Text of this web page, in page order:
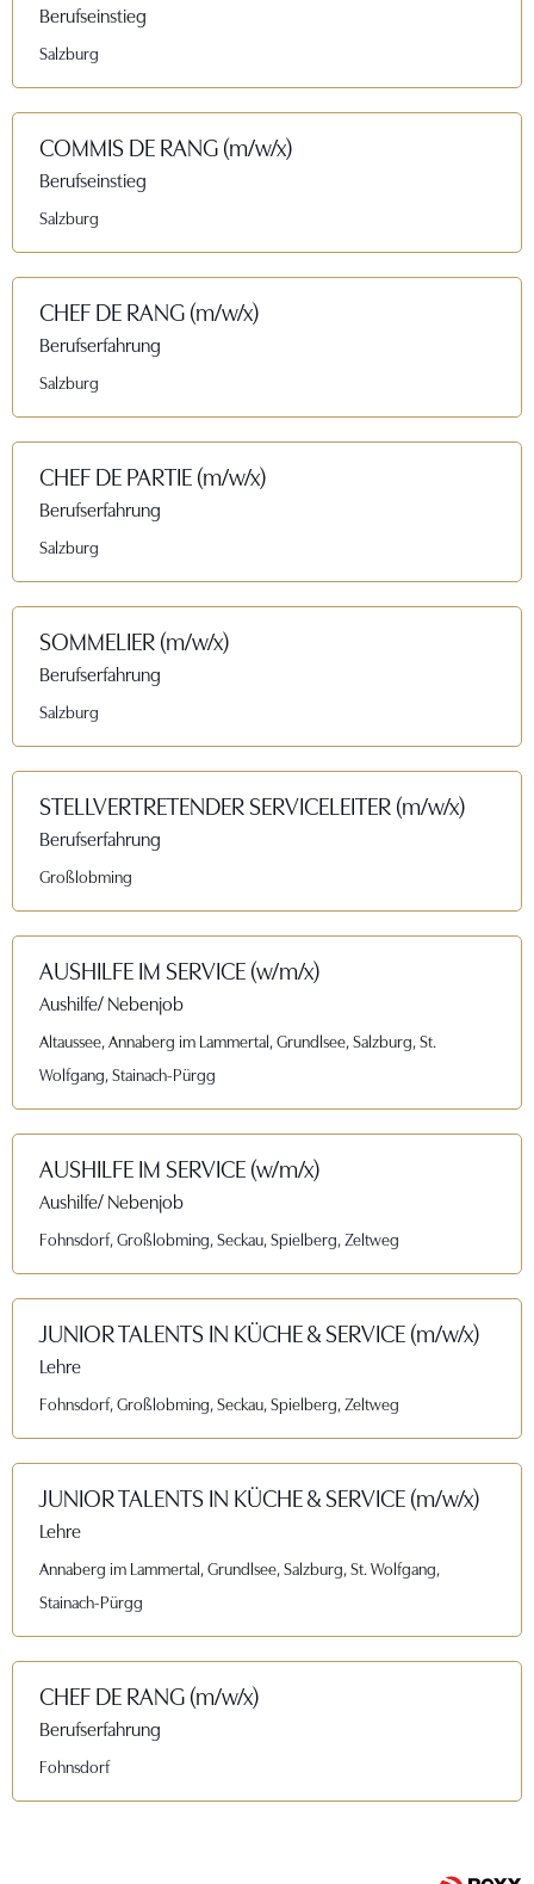
Berufseinstieg
Salzburg
COMMIS DE RANG (m/w/x)
Berufseinstieg
Salzburg
CHEF DE RANG (m/w/x)
Berufserfahrung
Salzburg
CHEF DE PARTIE (m/w/x)
Berufserfahrung
Salzburg
SOMMELIER (m/w/x)
Berufserfahrung
Salzburg
STELLVERTRETENDER SERVICELEITER (m/w/x)
Berufserfahrung
Großlobming
AUSHILFE IM SERVICE (w/m/x)
Aushilfe/ Nebenjob
Altaussee, Annaberg im Lammertal, Grundlsee, Salzburg, St.
Wolfgang, Stainach-Pürgg
AUSHILFE IM SERVICE (w/m/x)
Aushilfe/ Nebenjob
Fohnsdorf, Großlobming, Seckau, Spielberg, Zeltweg
JUNIOR TALENTS IN KÜCHE & SERVICE (m/w/x)
Lehre
Fohnsdorf, Großlobming, Seckau, Spielberg, Zeltweg
JUNIOR TALENTS IN KÜCHE & SERVICE (m/w/x)
Lehre
Annaberg im Lammertal, Grundlsee, Salzburg, St. Wolfgang,
Stainach-Pürgg
CHEF DE RANG (m/w/x)
Berufserfahrung
Fohnsdorf